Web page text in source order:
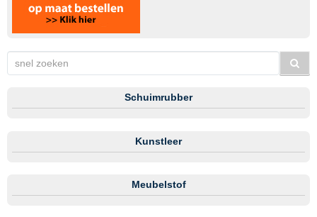
Schuimrubber
Kunstleer
Meubelstof